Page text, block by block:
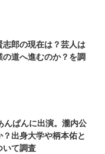
志郎の現在は？芸人は
の道へ進むのか？を調
んぱんに出演。瀧内公
？出身大学や柄本佑と
いて調査